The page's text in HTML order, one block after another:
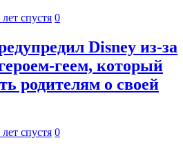
лет спустя 0
Disney из-за
геем, который
родителям о своей
лет спустя 0